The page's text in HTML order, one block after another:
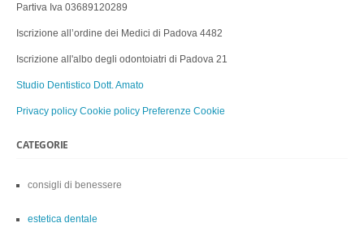
Partiva Iva 03689120289
Iscrizione all’ordine dei Medici di Padova 4482
Iscrizione all'albo degli odontoiatri di Padova 21
Studio Dentistico Dott. Amato
Privacy policy Cookie policy Preferenze Cookie
CATEGORIE
consigli di benessere
estetica dentale